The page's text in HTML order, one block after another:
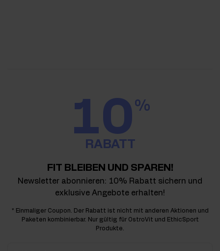
10%
RABATT
FIT BLEIBEN UND SPAREN!
Newsletter abonnieren: 10% Rabatt sichern und
exklusive Angebote erhalten!
* Einmaliger Coupon. Der Rabatt ist nicht mit anderen Aktionen und
Paketen kombinierbar. Nur gültig für OstroVit und EthicSport
Produkte.